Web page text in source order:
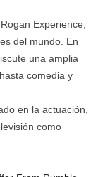
Experience,
del mundo. En
una amplia
comedia y
en la actuación,
como